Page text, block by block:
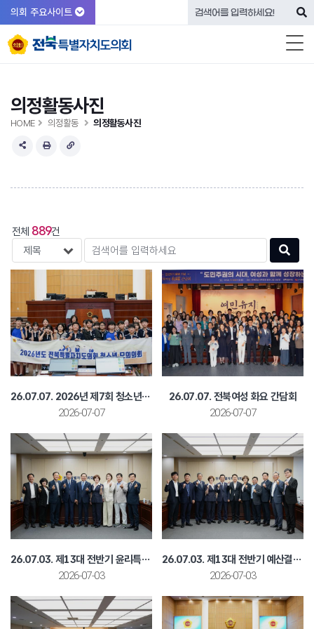
의회 주요사이트
의정활동사진
HOME 의정활동 의정활동사진
전체 889건
검색
26.07.07. 2026년 제7회 청소년 모의의회(전주 근영중학교)
2026-07-07
26.07.07. 전북여성 화요 간담회
2026-07-07
26.07.03. 제13대 전반기 윤리특별위원회 회의
2026-07-03
26.07.03. 제13대 전반기 예산결산특별위원회 회의
2026-07-03